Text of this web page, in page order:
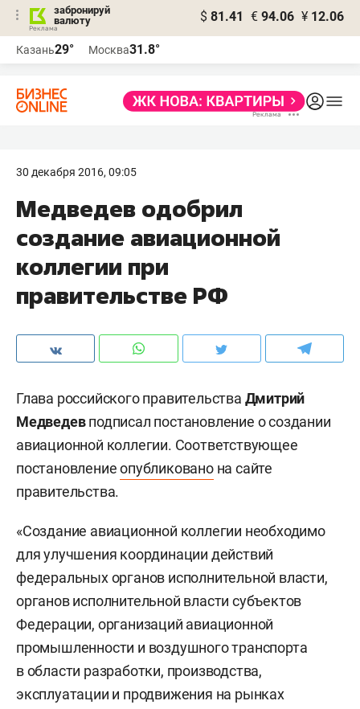
забронируй
валюту
$ 81.41 € 94.06 ¥ 12.06
Казань29° Москва31.8°
30 декабря 2016, 09:05
Медведев одобрил
создание авиационной
коллегии при
правительстве РФ
Глава российского правительства Дмитрий
Медведевподписал постановление о создании
авиационной коллегии. Соответствующее
постановлениеопубликованона сайте
правительства.
«Создание авиационной коллегии необходимо
для улучшения координации действий
федеральных органов исполнительной власти,
органов исполнительной власти субъектов
Федерации, организаций авиационной
промышленности и воздушного транспорта
в области разработки, производства,
эксплуатации и продвижения на рынках